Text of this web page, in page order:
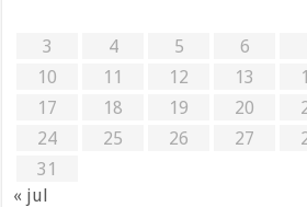
3
4 5 6
10
11 12 13
17
18 19 20
24
25 26 27
31
« jul